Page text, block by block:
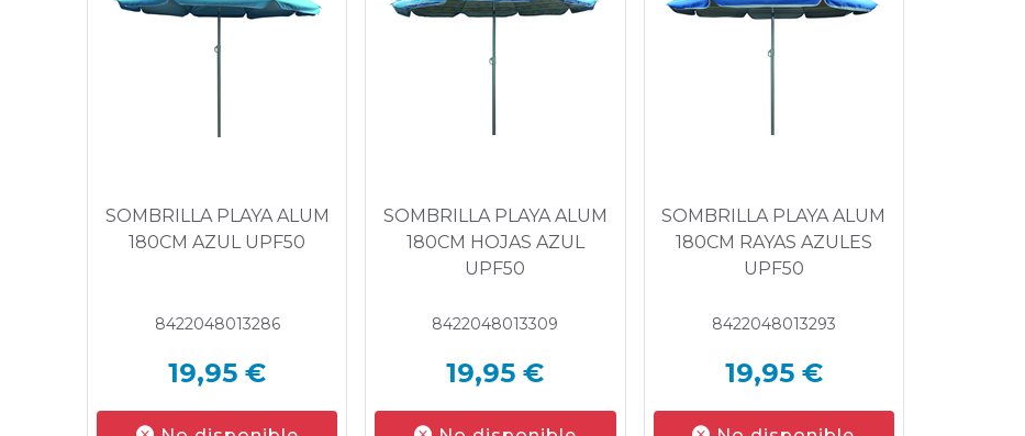
SOMBRILLA PLAYA ALUM
180CM AZUL UPF50
8422048013286
19,95 €
SOMBRILLA PLAYA ALUM
180CM HOJAS AZUL
UPF50
8422048013309
19,95 €
SOMBRILLA PLAYA ALUM
180CM RAYAS AZULES
UPF50
8422048013293
19,95 €